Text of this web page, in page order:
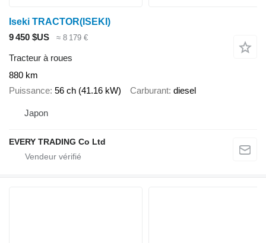
Iseki TRACTOR(ISEKI)
9 450 $US
≈ 8 179 €
Tracteur à roues
880 km
Puissance 56 ch (41.16 kW) Carburant diesel
Japon
EVERY TRADING Co Ltd